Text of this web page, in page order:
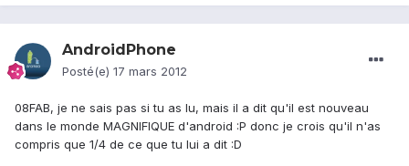
AndroidPhone
Posté(e) 17 mars 2012
08FAB, je ne sais pas si tu as lu, mais il a dit qu'il est nouveau
dans le monde MAGNIFIQUE d'android :P donc je crois qu'il n'as
compris que 1/4 de ce que tu lui a dit :D